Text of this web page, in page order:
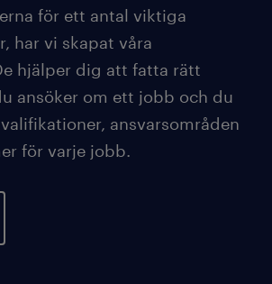
för ett antal viktiga
har vi skapat våra
hjälper dig att fatta rätt
ansöker om ett jobb och du
ansvarsområden
för varje jobb.